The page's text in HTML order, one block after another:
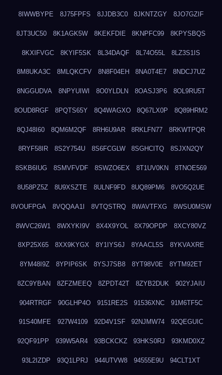
8IWWBYPE 8J75FPFS 8JJDB3C0 8JKNTZGY 8JO7GZIF
8JT3UC50 8K1AGK5W 8KEKFDIE 8KNPFC99 8KPYSBQS
8KXIFVGC 8KYIF5SK 8L34DAQF 8L74O55L 8LZ3S1IS
8M8UKA3C 8MLQKCFV 8N8F04EH 8NA0T4E7 8NDCJ7UZ
8NGGUDVA 8NPYUIWI 8O0YLDLN 8OASJ3P6 8OL9RU5T
8OUD8RGF 8PQTS65Y 8Q4WAGXO 8Q67LX0P 8Q89HRM2
8QJ48I60 8QM6M2QF 8RH6U9AR 8RKLFN77 8RKWTPQR
8RYF58IR 8S2Y754U 8S6FCGLW 8SGHCITQ 8SJXN2QY
8SKB6IUG 8SMVFVDF 8SWZO6EX 8T1UV0KN 8TNOE569
8U58PZ5Z 8U9XSZTE 8ULNF9FD 8UQ89PM6 8VO5Q2UE
8VOUFPGA 8VQQAA1I 8VTQSTRQ 8WAVTFXG 8WSU0MSW
8WVC26W1 8WXYKI9V 8X4X9YOL 8X79OPDP 8XCY80VZ
8XP25X65 8XX9KYGX 8Y1IYS6J 8YAACL5S 8YKVAXRE
8YM48I9Z 8YPIP6SK 8YSJ7SB8 8YT98V0E 8YTM92ET
8ZC9YBAN 8ZFZMEEQ 8ZPDT42T 8ZYB2DUK 902YJAIU
904RTRGF 90GLHP4O 9151RE2S 91536XNC 91M6TF5C
91S40MFE 927W4109 92D4V1SF 92NJMW74 92QEGUIC
92QF91PP 939W5AR4 93BCKCKZ 93HKS0RJ 93KMD0XZ
93L2IZDP 93Q1LPRJ 944UTVW8 94555E9U 94CLT1XT